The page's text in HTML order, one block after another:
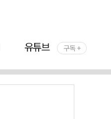
유튜브 구독 +